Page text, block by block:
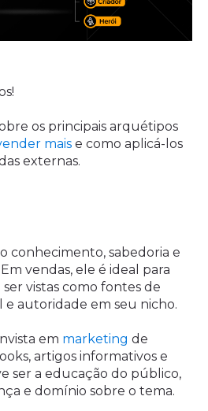
os principais arquétipos
mais e como aplicá-los
externas.
conhecimento, sabedoria e
vendas, ele é ideal para
vistas como fontes de
autoridade em seu nicho.
em marketing de
artigos informativos e
ser a educação do público,
e domínio sobre o tema.